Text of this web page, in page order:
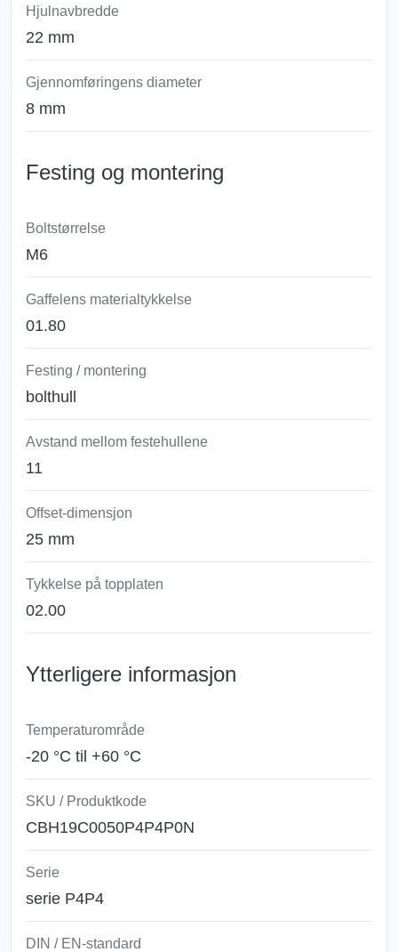
Hjulnavbredde
22 mm
Gjennomføringens diameter
8 mm
Festing og montering
Boltstørrelse
M6
Gaffelens materialtykkelse
01.80
Festing / montering
bolthull
Avstand mellom festehullene
11
Offset-dimensjon
25 mm
Tykkelse på topplaten
02.00
Ytterligere informasjon
Temperaturområde
-20 °C til +60 °C
SKU / Produktkode
CBH19C0050P4P4P0N
Serie
serie P4P4
DIN / EN-standard